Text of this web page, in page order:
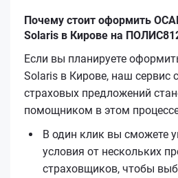
Почему стоит оформить
Solaris в Кирове на
Если вы планируете
Solaris в Кирове, наш сервис
страховых предложений
помощником в этом
В один клик вы сможете
условия от нескольких
страховщиков, чтобы